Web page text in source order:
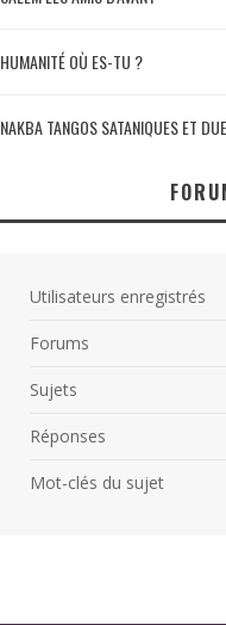
HUMANITÉ OÙ ES-TU ?
NAKBA TANGOS SATANIQUES ET
Utilisateurs enregistrés
Forums
Sujets
Réponses
Mot-clés du sujet